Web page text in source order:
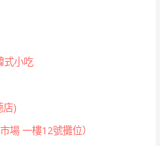
式小吃
店)
場 一樓12號攤位）